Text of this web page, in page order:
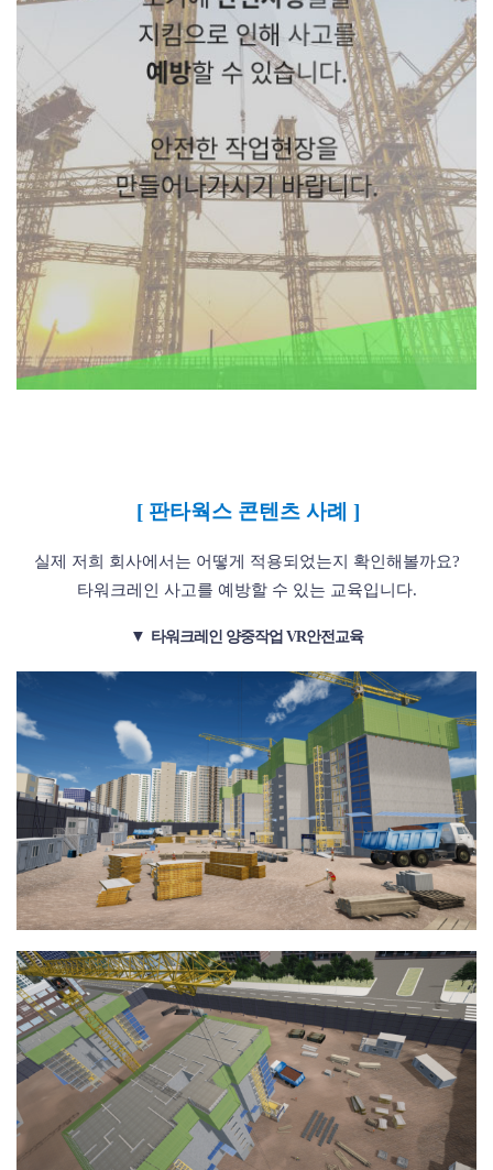
[ 판타웍스 콘텐츠 사례 ]
실제 저희 회사에서는 어떻게 적용되었는지 확인해볼까요?
타워크레인 사고를 예방할 수 있는 교육입니다.
▼ 타워크레인 양중작업 VR안전교육